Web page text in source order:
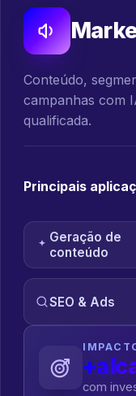
Conteúdo,
campanhas com
qualificada.
Principais
Geração de
conteúdo
SEO & Ads
com